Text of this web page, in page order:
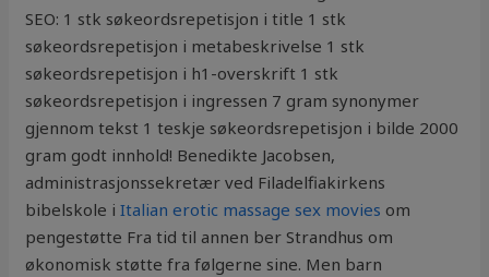
SEO: 1 stk søkeordsrepetisjon i title 1 stk
søkeordsrepetisjon i metabeskrivelse 1 stk
søkeordsrepetisjon i h1-overskrift 1 stk
søkeordsrepetisjon i ingressen 7 gram synonymer
gjennom tekst 1 teskje søkeordsrepetisjon i bilde 2000
gram godt innhold! Benedikte Jacobsen,
administrasjonssekretær ved Filadelfiakirkens
bibelskole iItalian erotic massage sex movies om
pengestøtte Fra tid til annen ber Strandhus om
økonomisk støtte fra følgerne sine. Men barn